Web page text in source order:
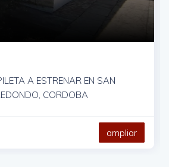
A ESTRENAR EN SAN
CORDOBA
ampliar